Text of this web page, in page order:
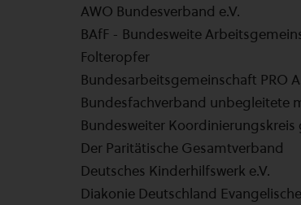
AWO Bundesverband e.V.
BAfF - Bundesweite
Folteropfer
Bundesarbeitsgemeinschaft PRO
Bundesfachverband unbegleitete
Bundesweiter
Der Paritätische Gesamtverband
Deutsches Kinderhilfswerk e.V.
Diakonie Deutschland